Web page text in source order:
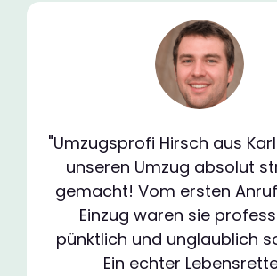
"Umzugsprofi Hirsch aus
unseren Umzug absolut
gemacht! Vom ersten
Einzug waren sie
pünktlich und unglaublich
Ein echter